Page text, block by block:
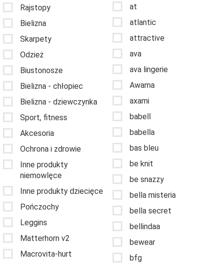
Rajstopy
Bielizna
Skarpety
Odzież
Biustonosze
Bielizna - chłopiec
Bielizna - dziewczynka
Sport, fitness
Akcesoria
Ochrona i zdrowie
Inne produkty
niemowlęce
Inne produkty dziecięce
Pończochy
Leggins
Matterhorn v2
Macrovita-hurt
at
atlantic
attractive
ava
ava lingerie
Awama
axami
babell
babella
bas bleu
be knit
be snazzy
bella misteria
bella secret
bellindaa
bewear
bfg